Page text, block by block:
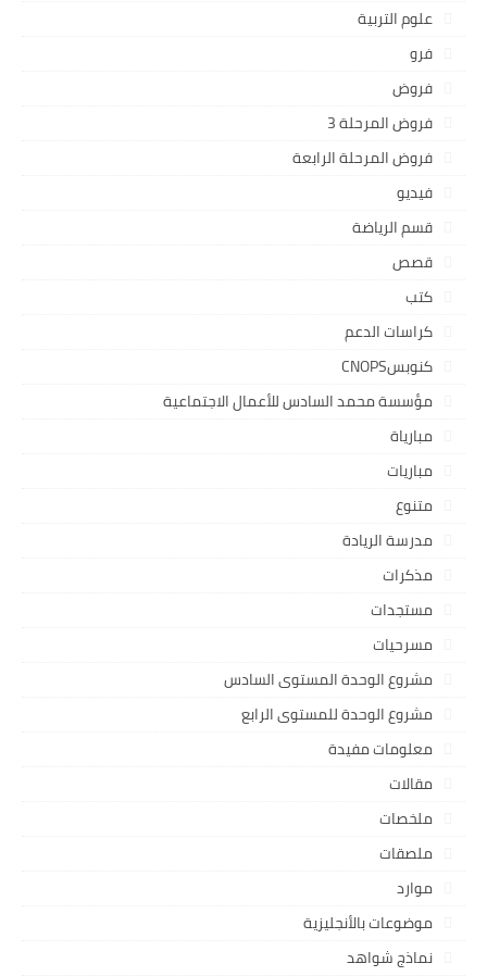
علوم التربية
فرو
فروض
فروض المرحلة 3
فروض المرحلة الرابعة
فيديو
قسم الرياضة
قصص
كتب
كراسات الدعم
كنوبسCNOPS
مؤسسة محمد السادس للأعمال الاجتماعية
مبارياة
مباريات
متنوع
مدرسة الريادة
مذكرات
مستجدات
مسرحيات
مشروع الوحدة المستوى السادس
مشروع الوحدة للمستوى الرابع
معلومات مفيدة
مقالات
ملخصات
ملصقات
موارد
موضوعات بالأنجليزية
نماذج شواهد